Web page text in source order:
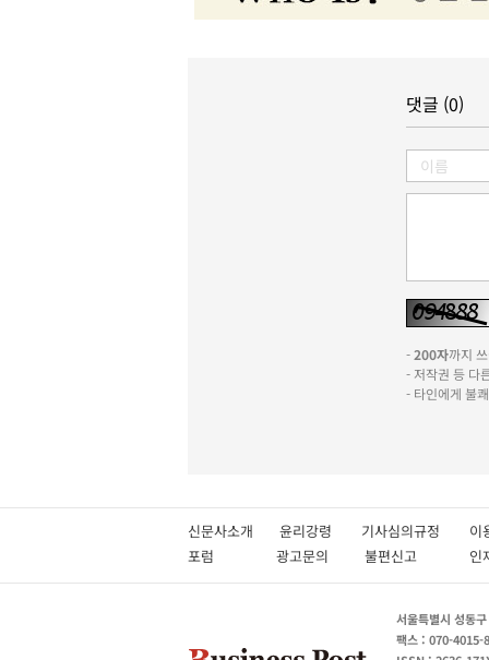
댓글 (0)
-200자까지
- 저작권 등 다
- 타인에게 불
신문사소개 윤리강령 기사심의규정
포럼
광고문의 불편신고
서울특별시 성동
팩스 : 070-4015-